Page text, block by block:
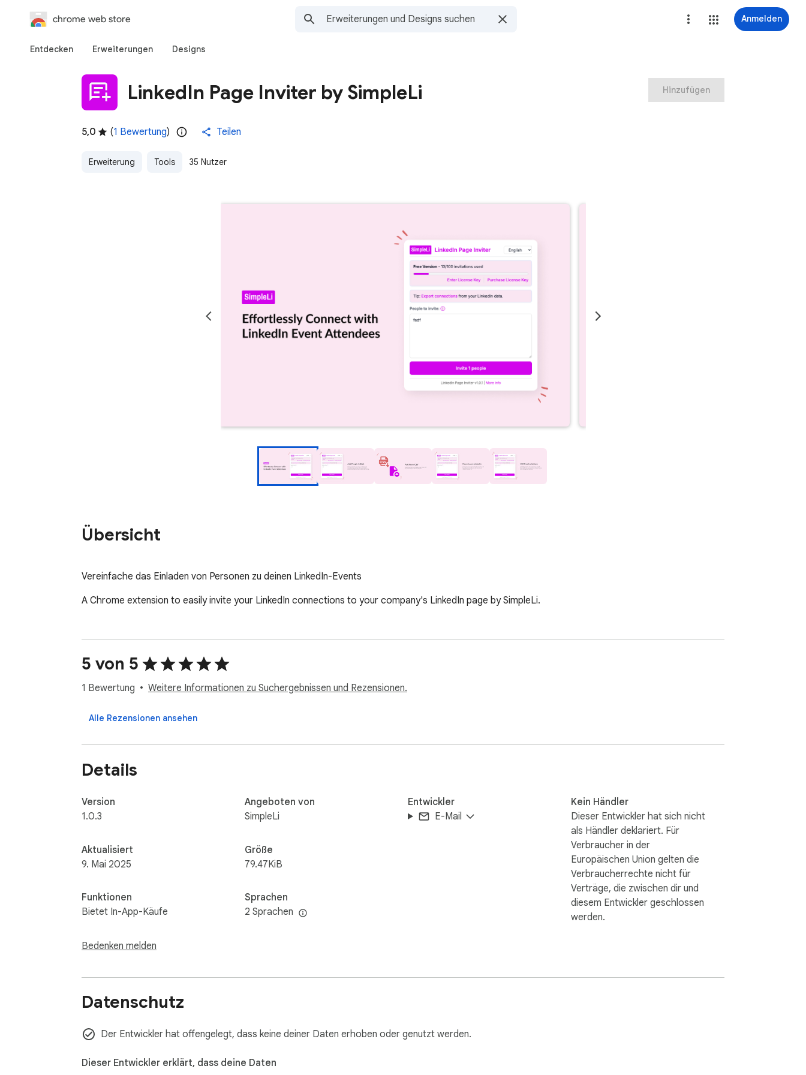
chrome web store Anmelden
Entdecken Erweiterungen Designs
LinkedIn Page Inviter by SimpleLi
5,0 (1 Bewertung) Teilen
Erweiterung Tools 35 Nutzer
Hinzufügen
Übersicht
Vereinfache das Einladen von Personen zu deinen LinkedIn-Events
A Chrome extension to easily invite your LinkedIn connections to your company's LinkedIn page by SimpleLi.
5 von 5
1 Bewertung Weitere Informationen zu Suchergebnissen und Rezensionen.
Alle Rezensionen ansehen
Details
Version
1.0.3
Aktualisiert
9. Mai 2025
Funktionen
Bietet In-App-Käufe
Bedenken melden
Angeboten von
SimpleLi
Größe
79.47KiB
Sprachen
2 Sprachen
Entwickler
E-Mail
Kein Händler
Dieser Entwickler hat sich nicht
als Händler deklariert. Für
Verbraucher in der
Europäischen Union gelten die
Verbraucherrechte nicht für
Verträge, die zwischen dir und
diesem Entwickler geschlossen
werden.
Datenschutz
Der Entwickler hat offengelegt, dass keine deiner Daten erhoben oder genutzt werden.
Dieser Entwickler erklärt, dass deine Daten